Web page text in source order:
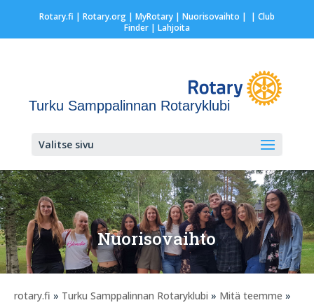
Rotary.fi | Rotary.org| MyRotary | Nuorisovaihto | | Club
Finder| Lahjoita
Turku Samppalinnan Rotaryklubi
Valitse sivu
Nuorisovaihto
rotary.fi » Turku Samppalinnan Rotaryklubi » Mitä teemme »